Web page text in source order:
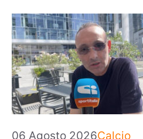
06 Agosto 2026Categorie
Calcio